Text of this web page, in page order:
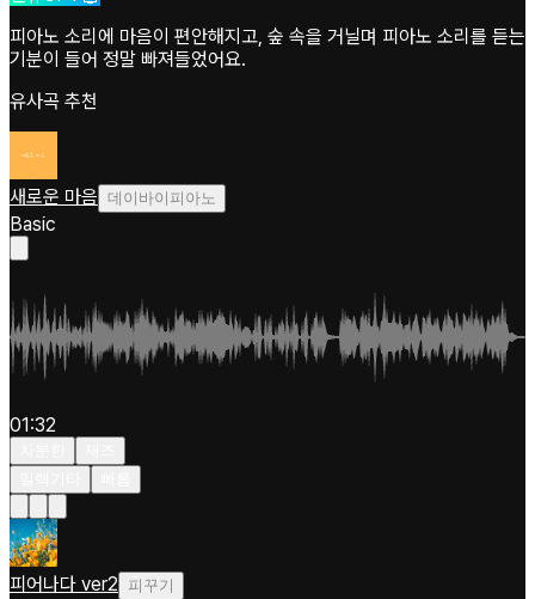
피아노 소리에 마음이 편안해지고, 숲 속을 거닐며 피아노 소리를 듣는
기분이 들어 정말 빠져들었어요.
유사곡 추천
새로운 마음 데이바이피아노
Basic
01:32
피어나다 ver2 피꾸기